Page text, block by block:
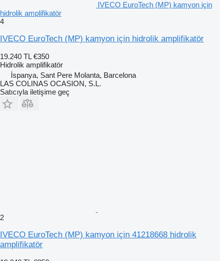
IVECO EuroTech (MP) kamyon için
hidrolik amplifikatör
4
IVECO EuroTech (MP) kamyon için hidrolik amplifikatör
19.240 TL €350
Hidrolik amplifikatör
İspanya, Sant Pere Molanta, Barcelona
LAS COLINAS OCASION, S.L.
Satıcıyla iletişime geç
2
IVECO EuroTech (MP) kamyon için 41218668 hidrolik
amplifikatör